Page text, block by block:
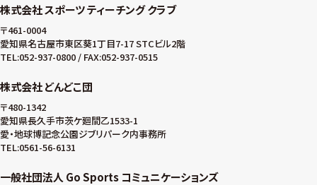
株式会社 スポーツ ティーチング クラブ
〒461-0004
愛知県名古屋市東区葵1丁目7-17 STCビル2階
TEL:052-937-0800 / FAX:052-937-0515
株式会社 どんどこ団
〒480-1342
愛知県長久手市茨ケ廻間乙1533-1
愛・地球博記念公園ジブリパーク内事務所
TEL:0561-56-6131
一般社団法人 Go Sports コミュニケーションズ